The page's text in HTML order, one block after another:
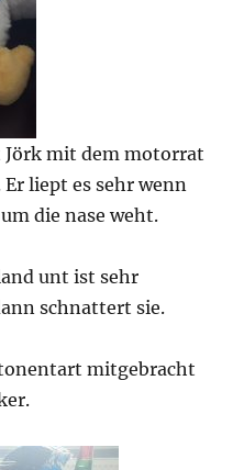
mit dem motorrat
liept es sehr wenn
die nase weht.
unt ist sehr
schnattert sie.
mitgebracht